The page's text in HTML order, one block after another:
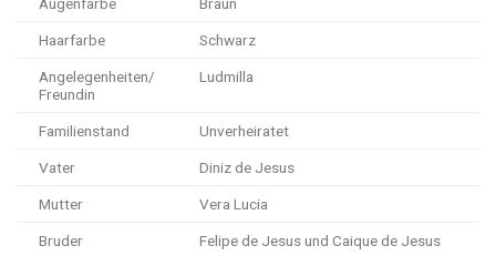
Haarfarbe Schwarz
Angelegenheiten/
Freundin
Ludmilla
Familienstand Unverheiratet
Vater Diniz de Jesus
Mutter Vera Lucia
Bruder Felipe de Jesus und Caique de Jesus